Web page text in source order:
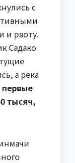
с
и рвоту.
Садако
а река
первые
тысяч,